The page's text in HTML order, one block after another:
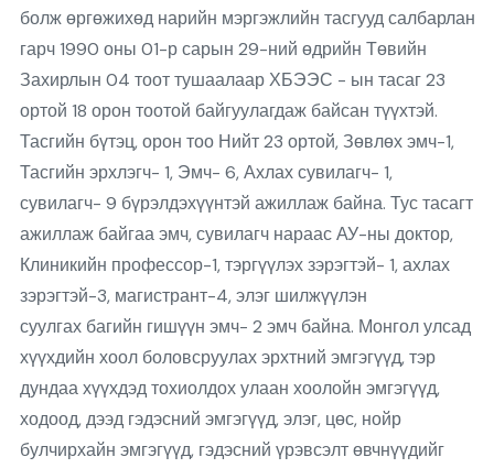
болж өргөжихөд нарийн мэргэжлийн тасгууд салбарлан
гарч 1990 оны 01-р сарын 29-ний өдрийн Төвийн
Захирлын 04 тоот тушаалаар ХБЭЭС - ын тасаг 23
ортой 18 орон тоотой байгуулагдаж байсан түүхтэй.
Тасгийн бүтэц, орон тоо Нийт 23 ортой, Зөвлөх эмч-1,
Тасгийн эрхлэгч- 1, Эмч- 6, Ахлах сувилагч- 1,
сувилагч- 9 бүрэлдэхүүнтэй ажиллаж байна. Тус тасагт
ажиллаж байгаа эмч, сувилагч нараас АУ-ны доктор,
Клиникийн профессор-1, тэргүүлэх зэрэгтэй- 1, ахлах
зэрэгтэй-3, магистрант-4, элэг шилжүүлэн
суулгах багийн гишүүн эмч- 2 эмч байна. Монгол улсад
хүүхдийн хоол боловсруулах эрхтний эмгэгүүд, тэр
дундаа хүүхдэд тохиолдох улаан хоолойн эмгэгүүд,
ходоод, дээд гэдэсний эмгэгүүд, элэг, цөс, нойр
булчирхайн эмгэгүүд, гэдэсний үрэвсэлт өвчнүүдийг